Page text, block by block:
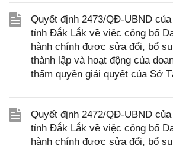
Quyết định 2473/QĐ-UBND
tỉnh Đắk Lắk về việc công bố
hành chính được sửa đổi, bổ
thành lập và hoạt động của
thẩm quyền giải quyết của Sở
Quyết định 2472/QĐ-UBND
tỉnh Đắk Lắk về việc công bố
hành chính được sửa đổi, bổ